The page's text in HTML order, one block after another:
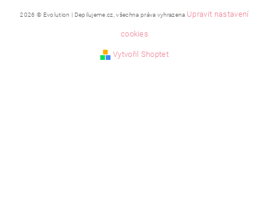
2026 © Evolution | Depilujeme.cz, všechna práva vyhrazena Upravit nastavení
cookies
Vytvořil Shoptet